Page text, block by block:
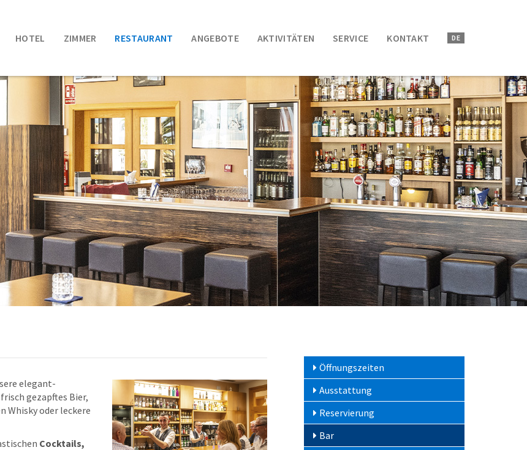
HOTEL ZIMMER RESTAURANT ANGEBOTE AKTIVITÄTEN SERVICE KONTAKT DE
elegant-
gezapftes Bier,
Whisky oder leckere
Cocktails,
Öffnungszeiten
Ausstattung
Reservierung
Bar